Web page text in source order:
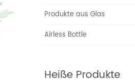
Produkte aus Glas
Airless Bottle
Heiße Produkte